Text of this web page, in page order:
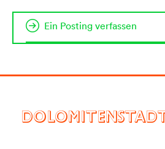
Ein Posting verfassen
DOLOMITENSTADT